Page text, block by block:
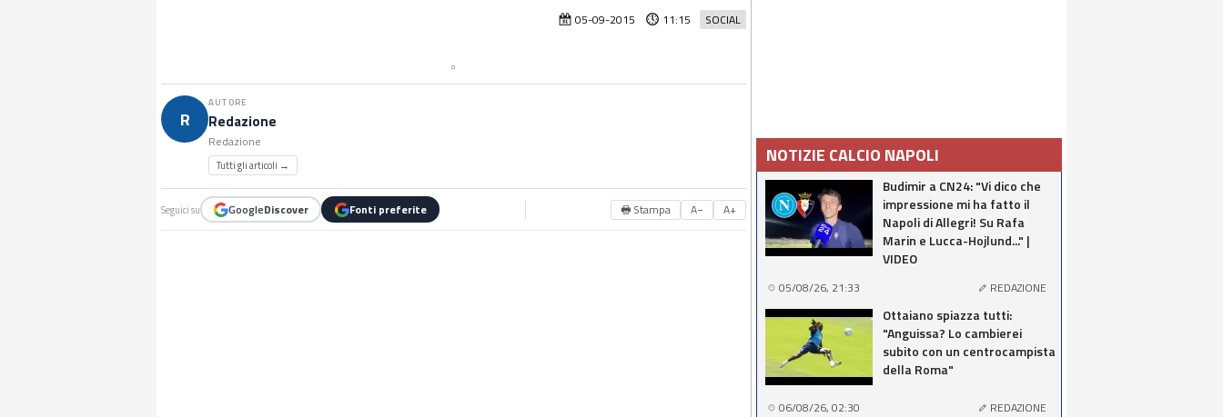
SOCIAL
05-09-2015 11:15
R
AUTORE
Redazione
Redazione
Tutti gli articoli →
Seguici su GoogleDiscover Fonti preferite 🖶 Stampa A− A+
NOTIZIE CALCIO NAPOLI
Budimir a CN24: "Vi dico che
impressione mi ha fatto il
Napoli di Allegri! Su Rafa
Marin e Lucca-Hojlund..." |
VIDEO
05/08/26, 21:33 REDAZIONE
Ottaiano spiazza tutti:
"Anguissa? Lo cambierei
subito con un centrocampista
della Roma"
06/08/26, 02:30 REDAZIONE